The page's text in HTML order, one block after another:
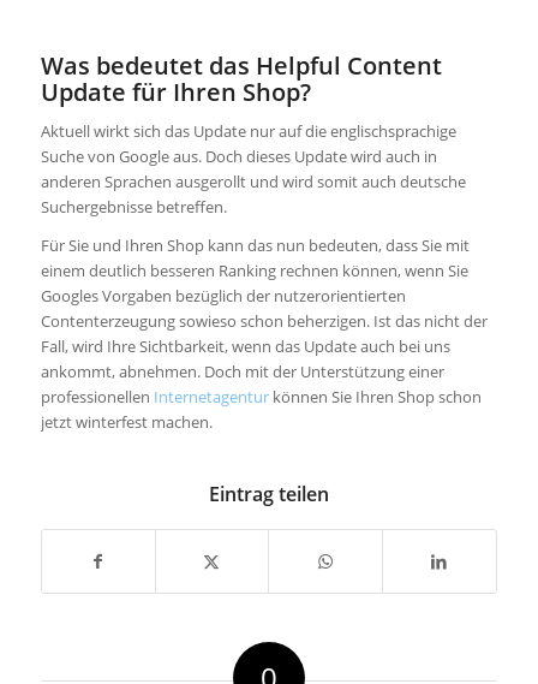
Was bedeutet das Helpful Content
Update für Ihren Shop?
Aktuell wirkt sich das Update nur auf die englischsprachige
Suche von Google aus. Doch dieses Update wird auch in
anderen Sprachen ausgerollt und wird somit auch deutsche
Suchergebnisse betreffen.
Für Sie und Ihren Shop kann das nun bedeuten, dass Sie mit
einem deutlich besseren Ranking rechnen können, wenn Sie
Googles Vorgaben bezüglich der nutzerorientierten
Contenterzeugung sowieso schon beherzigen. Ist das nicht der
Fall, wird Ihre Sichtbarkeit, wenn das Update auch bei uns
ankommt, abnehmen. Doch mit der Unterstützung einer
professionellen Internetagenturkönnen Sie Ihren Shop schon
jetzt winterfest machen.
Eintrag teilen